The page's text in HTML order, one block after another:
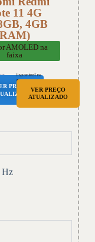
11 4G
4GB
RAM)
AMOLED na
faixa
PREÇO
VER PREÇO
ATUALIZADO
Hz